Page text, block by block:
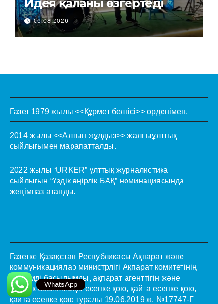
Идея қаланы өзгертеді
06.08.2026
Газет 1979 жылы <<Құрмет белгісі>> орденімен.
2014 жылы <<Алтын жұлдыз>> жалпыұлттық
сыйлығымен марапатталды.
2022 жылы “URKER” ұлттық журналистика
сыйлығын “Үздік өңірлік БАҚ” номинациясында
жеңімпаз атанды.
Газетке Қазақстан Республикасы Ақпарат және
коммуникациялар министрлігі Ақпарат комитетінің
мерзімді басылымды, ақпарат агенттігін және
желілік басылымды есепке қою, қайта есепке қою,
қайта есепке қою туралы 19.06.2019 ж. №17747-Г
WhatsApp